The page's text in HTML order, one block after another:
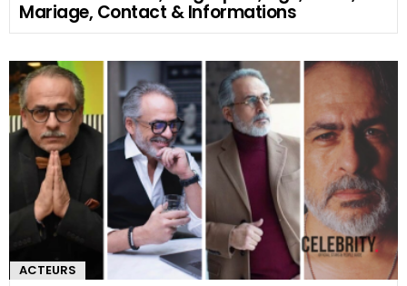
Mariage, Contact & Informations
ACTEURS